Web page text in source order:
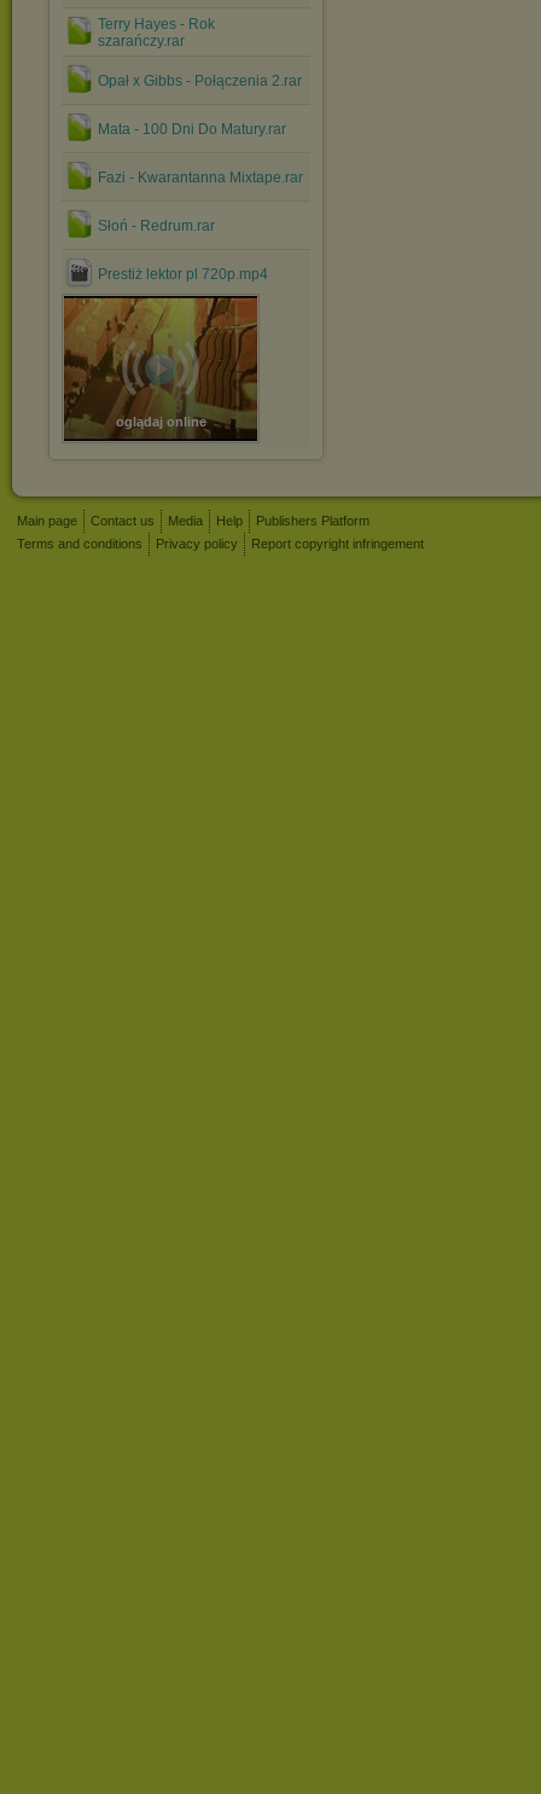
Terry Hayes - Rok
szarańczy.rar
Opał x Gibbs - Połączenia 2.rar
Mata - 100 Dni Do Matury.rar
Fazi - Kwarantanna Mixtape.rar
Słoń - Redrum.rar
Prestiż lektor pl 720p.mp4
oglądaj online
Main page Contact us Media Help
Publishers Platform
Terms and conditions
Privacy policy Report copyright infringement